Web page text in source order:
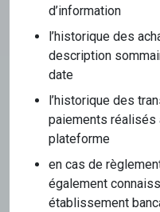
d’information
l’historique des
description
date
l’historique des
paiements réalisés
plateforme
en cas de
également
établissement